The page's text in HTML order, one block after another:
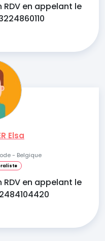
en appelant le
Elsa
- Belgique
en appelant le